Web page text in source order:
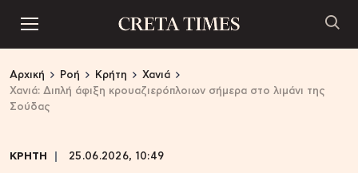
Αρχική Ροή Κρήτη
Χανιά
Χανιά: Διπλή άφιξη κρουαζιερόπλοιων σήμερα στο λιμάνι της
Σούδας
ΚΡΗΤΗ 25.06.2026, 10:49